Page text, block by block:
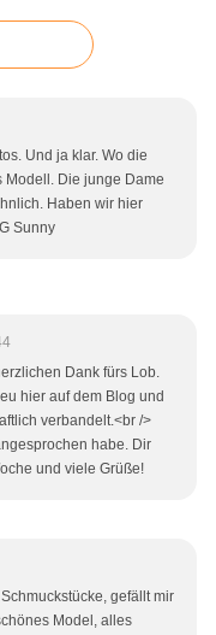
Und ja klar. Wo die
Modell. Die junge Dame
Haben wir hier
Sunny
Dank fürs Lob.
hier auf dem Blog und
verbandelt.<br />
habe. Dir
und viele Grüße!
gefällt mir
Model, alles